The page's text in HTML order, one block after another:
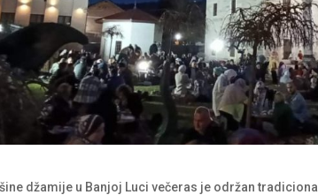
džamije u Banjoj Luci večeras je održan